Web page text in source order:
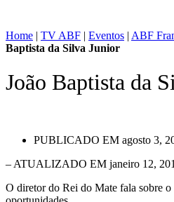
Home | TV ABF | Eventos | ABF
Baptista da Silva Junior
João Baptista da
PUBLICADO EM agosto 3,
– ATUALIZADO EM janeiro 12,
O diretor do Rei do Mate fala sobre